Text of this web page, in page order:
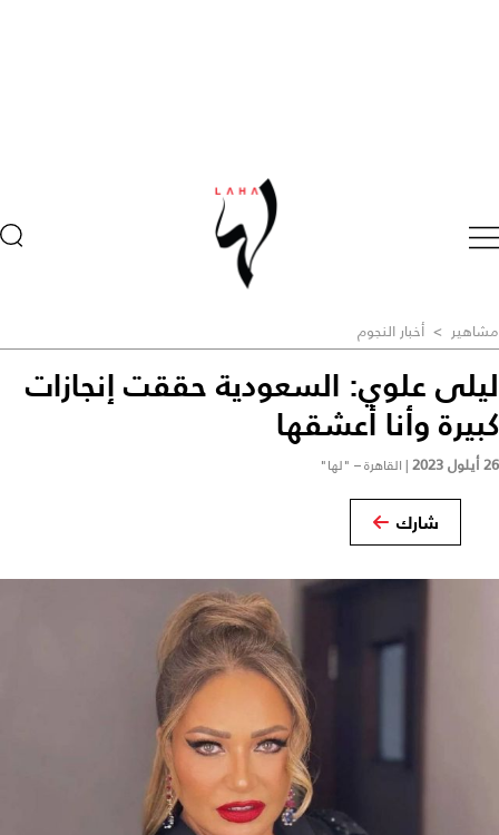
مشاهير > أخبار النجوم
ليلى علوي: السعودية حققت إنجازات
كبيرة وأنا أعشقها
26 أيلول 2023 | القاهرة – "لها"
شارك